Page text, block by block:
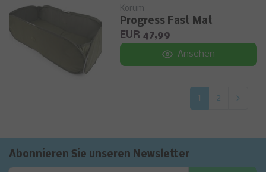
Korum
Progress Fast Mat
EUR 47,99
Ansehen
1 2
Abonnieren Sie unseren Newsletter